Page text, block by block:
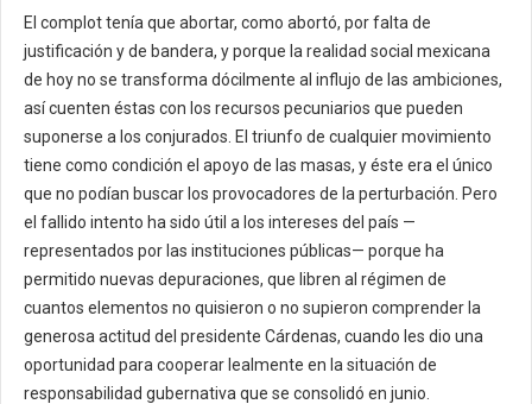
El complot tenía que abortar, como abortó, por falta de
justificación y de bandera, y porque la realidad social mexicana
de hoy no se transforma dócilmente al influjo de las ambiciones,
así cuenten éstas con los recursos pecuniarios que pueden
suponerse a los conjurados. El triunfo de cualquier movimiento
tiene como condición el apoyo de las masas, y éste era el único
que no podían buscar los provocadores de la perturbación. Pero
el fallido intento ha sido útil a los intereses del país —
representados por las instituciones públicas— porque ha
permitido nuevas depuraciones, que libren al régimen de
cuantos elementos no quisieron o no supieron comprender la
generosa actitud del presidente Cárdenas, cuando les dio una
oportunidad para cooperar lealmente en la situación de
responsabilidad gubernativa que se consolidó en junio.